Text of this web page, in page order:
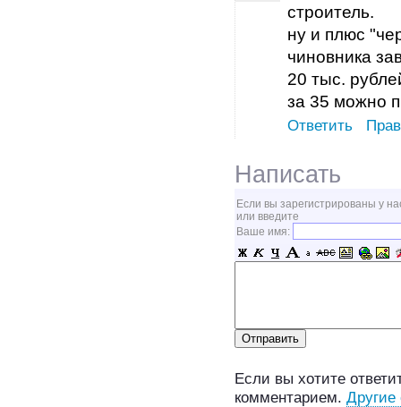
строитель.
ну и плюс
чиновника
20 тыс.
за 35 можно
Ответить
Написать
Если вы зарегистрированы у
или введите
Ваше имя:
Если вы хотите
комментарием. Другие